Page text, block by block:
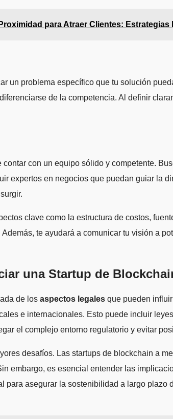
para Atraer Clientes: Estrategias
un problema específico que tu solución
de la competencia. Al definir
con un equipo sólido y competente.
expertos en negocios que puedan guiar la
clave como la estructura de costos,
te ayudará a comunicar tu visión a
una Startup de
de los aspectos legales que pueden
e internacionales. Esto puede incluir
el complejo entorno regulatorio y evitar
desafíos. Las startups de blockchain a
embargo, es esencial entender las
asegurar la sostenibilidad a largo